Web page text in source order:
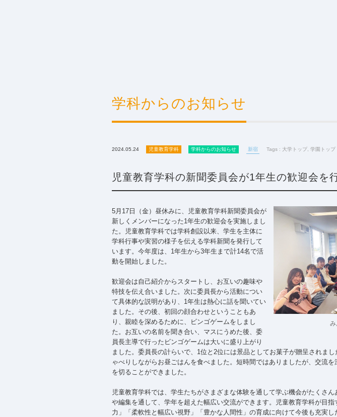
学科からのお知らせ
2024.05.24 児童教育学科 学科からのお知らせ 新宿 Tags : 大学トップ 学園トップ
児童教育学科の新聞委員会が1年生の歓迎会を
5月17日（金）昼休みに、児童教育学科新聞委員会が
新しくメンバーになった1年生の歓迎会を実施しまし
た。児童教育学科では学科創設以来、学生を主体に
学科行事や実習の様子を伝える学科新聞を発行して
います。今年度は、1年生から3年生まで計14名で活
動を開始しました。
歓迎会は自己紹介からスタートし、お互いの趣味や
特技を伝え合いました。次に委員長から活動につい
て具体的な説明があり、1年生は熱心に話を聞いてい
ました。その後、初回の顔合わせということもあ
り、親睦を深めるために、ビンゴゲームをしまし
た。お互いの名前を聞き合い、マスにうめた後、委
員長主導で行ったビンゴゲームは大いに盛り上がり
ました。委員長の計らいで、1位と2位には景品としてお菓子が贈呈されま
ゃべりしながらお昼ごはんを食べました。短時間ではありましたが、交流
を切ることができました。
児童教育学科では、学生たちがさまざまな体験を通して学ぶ機会がたくさ
や編集を通して、学年を超えた幅広い交流ができます。児童教育学科が目
力」「柔軟性と幅広い視野」「豊かな人間性」の育成に向けて今後も充実し